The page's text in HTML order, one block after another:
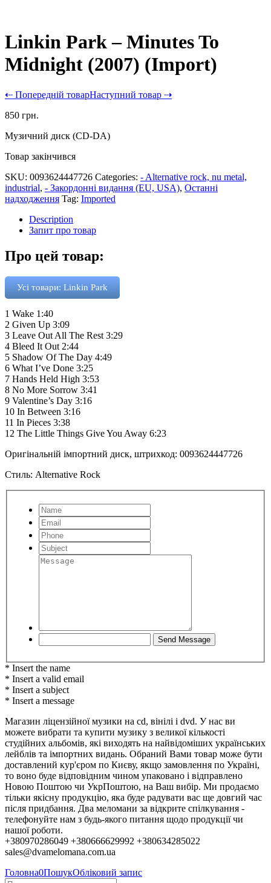
Linkin Park – Minutes To
Midnight (2007) (Import)
⇠ Попередній товарНаступний товар ⇢
850 грн.
Музичний диск (CD-DA)
Товар закінчився
SKU: 0093624447726 Categories: - Alternative rock, nu metal,
industrial, - Закордонні видання (EU, USA), Останні
надходження Tag: Imported
Description
Запит про товар
Про цей товар:
Усі товари: Linkin Park
1 Wake 1:40
2 Given Up 3:09
3 Leave Out All The Rest 3:29
4 Bleed It Out 2:44
5 Shadow Of The Day 4:49
6 What I’ve Done 3:25
7 Hands Held High 3:53
8 No More Sorrow 3:41
9 Valentine’s Day 3:16
10 In Between 3:16
11 In Pieces 3:38
12 The Little Things Give You Away 6:23
Оригінальній імпортний диск, штрихкод: 0093624447726
Стиль: Alternative Rock
* Insert the name
* Insert a valid email
* Insert a subject
* Insert a message
Магазин ліцензійної музики на cd, вінілі і dvd. У нас ви
можете вибрати та купити музику з великої кількості
студійних альбомів, які виходять на найвідоміших українських
лейблів та імпортних видань. Обраний Вами товар може бути
доставлений кур'єром по Києву, якщо замовлення по Україні,
то воно буде відповідним чином упаковано і відправлено
Новою Поштою чи УкрПоштою, на Ваш вибір. Ми продаємо
тільки якісну продукцію, яка буде радувати вас ще довгий час
після придбання. Два меломани за відкрите спілкування -
телефонуйте нам з будь-якого питання щодо продукції чи
нашої роботи.
+380970286049 +380666629992 +380634285022
sales@dvamelomana.com.ua
Головна0ПошукОбліковий запис